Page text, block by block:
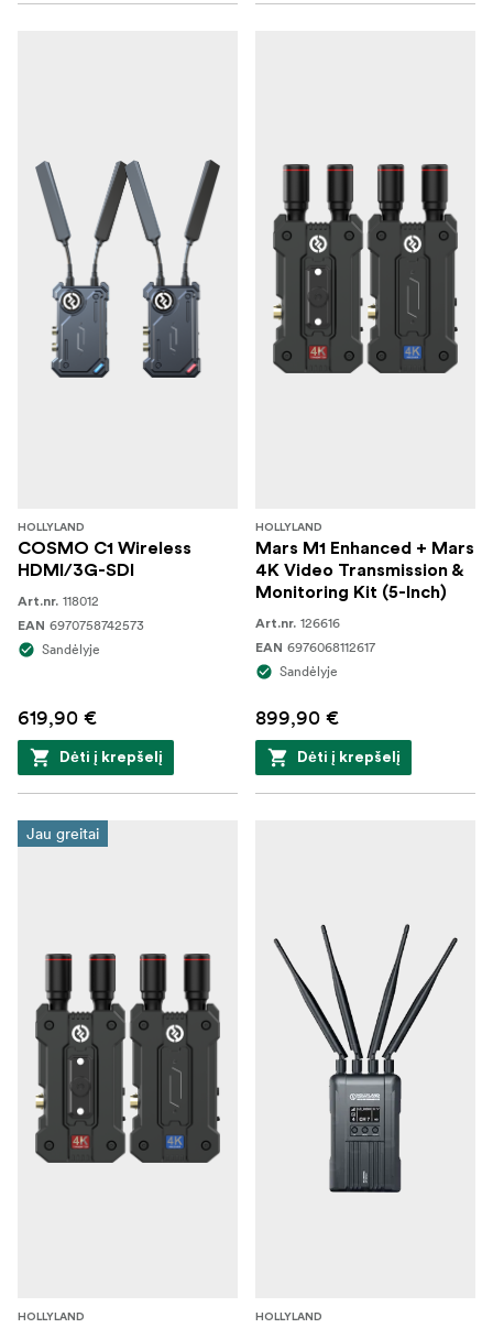
HOLLYLAND
COSMO C1 Wireless
HDMI/3G-SDI
Art.nr. 118012
EAN 6970758742573
Sandėlyje
619,90 €
Dėti į krepšelį
HOLLYLAND
Mars M1 Enhanced + Mars
4K Video Transmission &
Monitoring Kit (5-Inch)
Art.nr. 126616
EAN 6976068112617
Sandėlyje
899,90 €
Dėti į krepšelį
Jau greitai
HOLLYLAND HOLLYLAND